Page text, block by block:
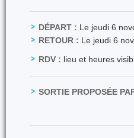
DÉPART : Le jeudi 6
RETOUR : Le jeudi 6
RDV : lieu et heures
SORTIE PROPOSÉE